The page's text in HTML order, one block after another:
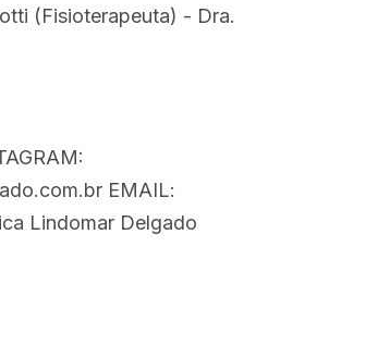
(Fisioterapeuta) - Dra.
EMAIL:
Lindomar Delgado